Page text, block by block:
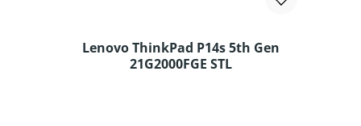
Lenovo ThinkPad P14s 5th Gen
21G2000FGE STL